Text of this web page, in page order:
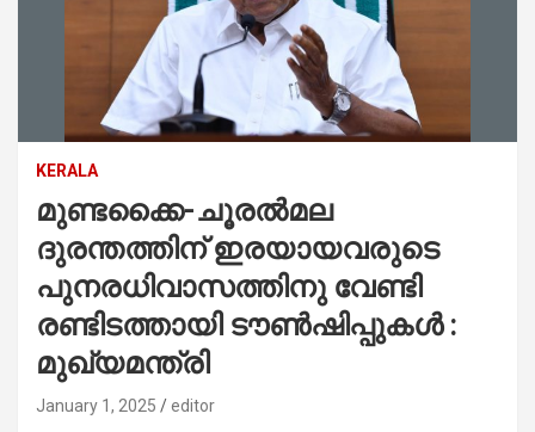
KERALA
മുണ്ടക്കൈ-ചൂരൽമല
ദുരന്തത്തിന് ഇരയായവരുടെ
പുനരധിവാസത്തിനു വേണ്ടി
രണ്ടിടത്തായി ടൗൺഷിപ്പുകൾ :
മുഖ്യമന്ത്രി
January 1, 2025 editor